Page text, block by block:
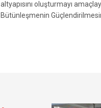
altyapısını oluşturmayı
Bütünleşmenin